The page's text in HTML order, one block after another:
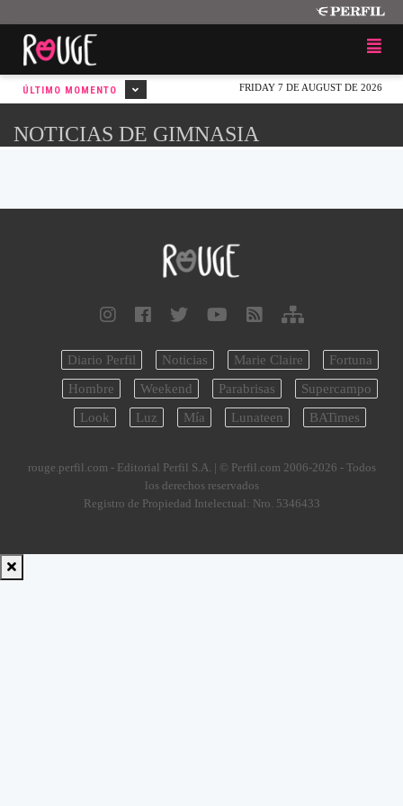
FRIDAY 7 DE AUGUST DE 2026
ÚLTIMO MOMENTO
NOTICIAS DE GIMNASIA
Diario Perfil Noticias Marie Claire
Fortuna
Hombre
Weekend Parabrisas
Supercampo
Look
Luz Mía Lunateen BATimes
rouge.perfil.com - Editorial Perfil S.A. | © Perfil.com 2006-2026 - Todos
los derechos reservados
Registro de Propiedad Intelectual: Nro. 5346433